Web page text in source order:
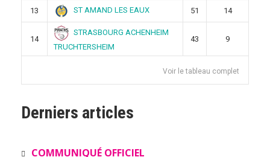
13 ST AMAND LES EAUX 51 14
14
STRASBOURG ACHENHEIM
TRUCHTERSHEIM
43 9
Voir le tableau complet
Derniers articles
COMMUNIQUÉ OFFICIEL